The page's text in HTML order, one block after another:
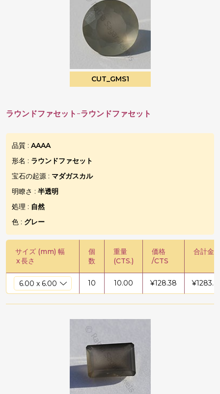
CUT_GMS1
ラウンドファセット-ラウンドファセット
品質 : AAAA
形名 : ラウンドファセット
宝石の起源 : マダガスカル
明瞭さ : 半透明
処理 : 自然
色 : グレー
サイズ (mm) 幅
x長さ
個
数
重量
(CTS.)
価格
/CTS
合計金
10 10.00 ¥128.38 ¥